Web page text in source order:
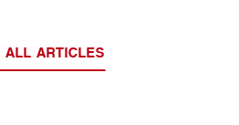
ALL ARTICLES